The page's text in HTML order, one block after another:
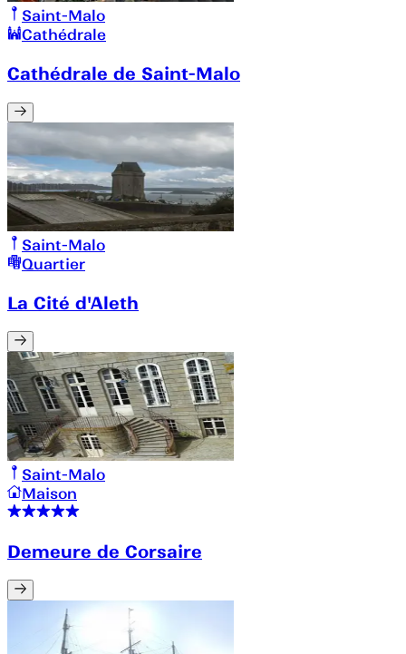
Saint-Malo
Cathédrale
Cathédrale de Saint-Malo
Saint-Malo
Quartier
La Cité d'Aleth
Saint-Malo
Maison
Demeure de Corsaire